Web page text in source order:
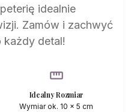
idealnie
Zamów i zachwyć
każdy detal!
straighten
Idealny Rozmiar
Wymiar ok. 10 x 5 cm